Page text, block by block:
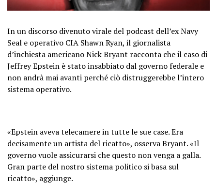
In un discorso divenuto virale del podcast dell’ex Navy
Seal e operativo CIA Shawn Ryan, il giornalista
d’inchiesta americano Nick Bryant racconta che il caso di
Jeffrey Epstein è stato insabbiato dal governo federale e
non andrà mai avanti perché ciò distruggerebbe l’intero
sistema operativo.
«Epstein aveva telecamere in tutte le sue case. Era
decisamente un artista del ricatto», osserva Bryant. «Il
governo vuole assicurarsi che questo non venga a galla.
Gran parte del nostro sistema politico si basa sul
ricatto», aggiunge.